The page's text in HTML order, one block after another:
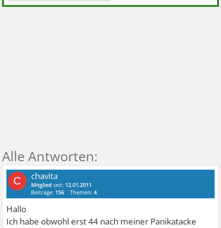
C chavita
Mitglied seit: 12.01.2011
Beiträge: 156 Themen:4
Hallo
Ich habe obwohl erst 44 nach meiner Panikatacke